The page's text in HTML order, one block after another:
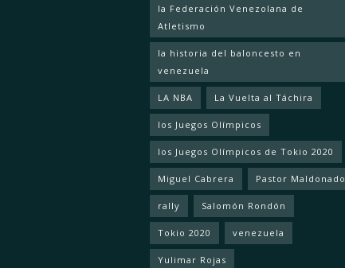
la Federación Venezolana de
Atletismo
la historia del baloncesto en
venezuela
LA NBA La Vuelta al Táchira
los Juegos Olímpicos
los Juegos Olímpicos de Tokio 2020
Miguel Cabrera Pastor Maldonado
rally Salomón Rondón
Tokio 2020 venezuela
Yulimar Rojas